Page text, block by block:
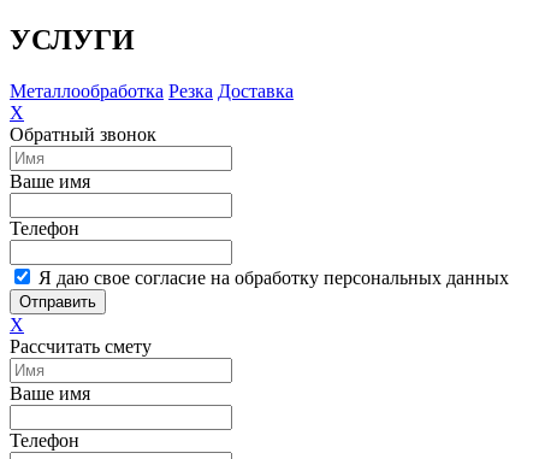
УСЛУГИ
Металлообработка Резка Доставка
X
Обратный звонок
Ваше имя
Телефон
Я даю свое согласие на обработку персональных данных
Отправить
X
Рассчитать смету
Ваше имя
Телефон